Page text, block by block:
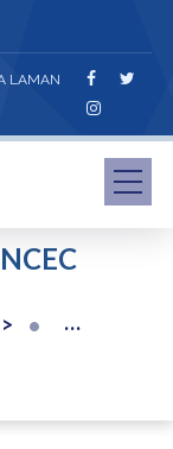
LAMAN
>